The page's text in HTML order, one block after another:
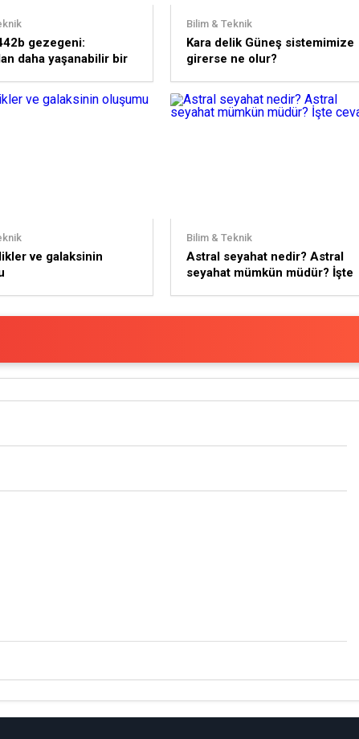
gezegeni:
daha yaşanabilir bir
Bilim & Teknik
Kara delik Güneş sistemimize
girerse ne olur?
ve galaksinin
Bilim & Teknik
Astral seyahat nedir? Astral
seyahat mümkün müdür? İşte